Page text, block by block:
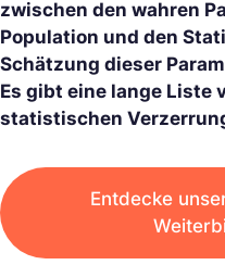
zwischen den wahren
Population und den
Schätzung dieser
Es gibt eine lange Liste
statistischen
Entdecke